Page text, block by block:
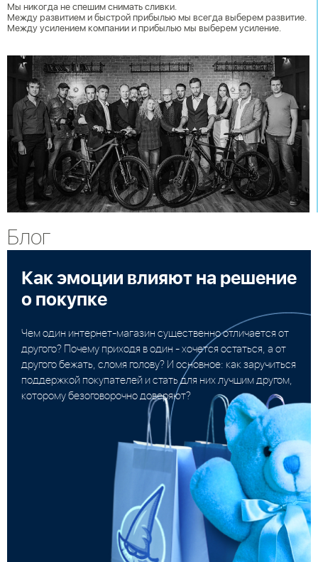
Мы никогда не спешим снимать сливки.
Между развитием и быстрой прибылью мы всегда выберем развитие.
Между усилением компании и прибылью мы выберем усиление.
Блог
Как эмоции влияют на решение
о покупке
Чем один интернет-магазин существенно отличается от
другого? Почему приходя в один - хочется остаться, а от
другого бежать, сломя голову? И основное: как заручиться
поддержкой покупателей и стать для них лучшим другом,
которому безоговорочно доверяют?